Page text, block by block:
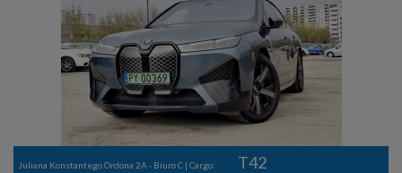
Juliana Konstantego Ordona 2A - Biuro C | Cargo: T42